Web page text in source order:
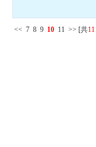
<< 7 8 9 10 11 >> [共11